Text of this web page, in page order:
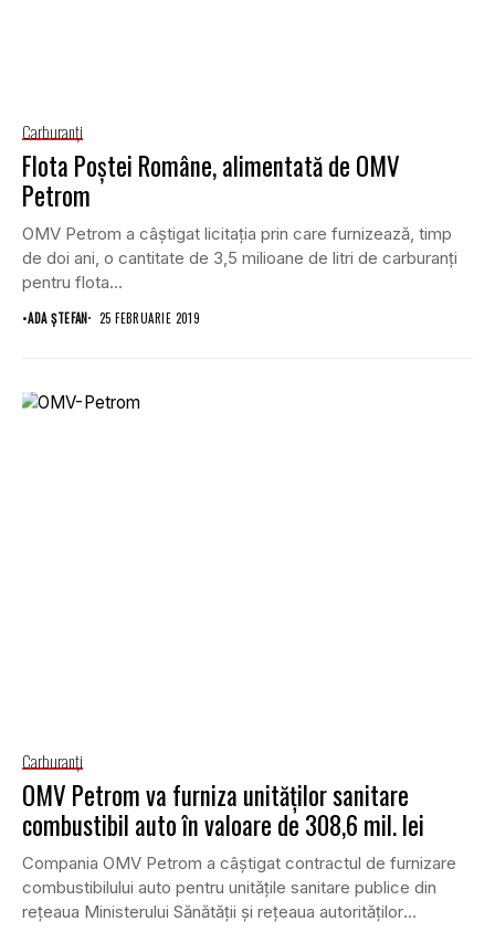
Carburanţi
Flota Poştei Române, alimentată de OMV
Petrom
OMV Petrom a câştigat licitaţia prin care furnizează, timp
de doi ani, o cantitate de 3,5 milioane de litri de carburanţi
pentru flota...
•ADA ȘTEFAN 25 FEBRUARIE 2019
Carburanţi
OMV Petrom va furniza unităţilor sanitare
combustibil auto în valoare de 308,6 mil. lei
Compania OMV Petrom a câştigat contractul de furnizare
combustibilului auto pentru unităţile sanitare publice din
reţeaua Ministerului Sănătăţii şi reţeaua autorităţilor